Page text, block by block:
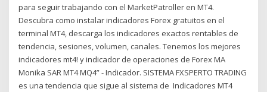
para seguir trabajando con el MarketPatroller en MT4.
Descubra como instalar indicadores Forex gratuitos en el
terminal МТ4, descarga los indicadores exactos rentables de
tendencia, sesiones, volumen, canales. Tenemos los mejores
indicadores mt4! y indicador de operaciones de Forex MA
Monika SAR MT4 MQ4” - Indicador. SISTEMA FXSPERTO TRADING
es una tendencia que sigue al sistema de Indicadores MT4